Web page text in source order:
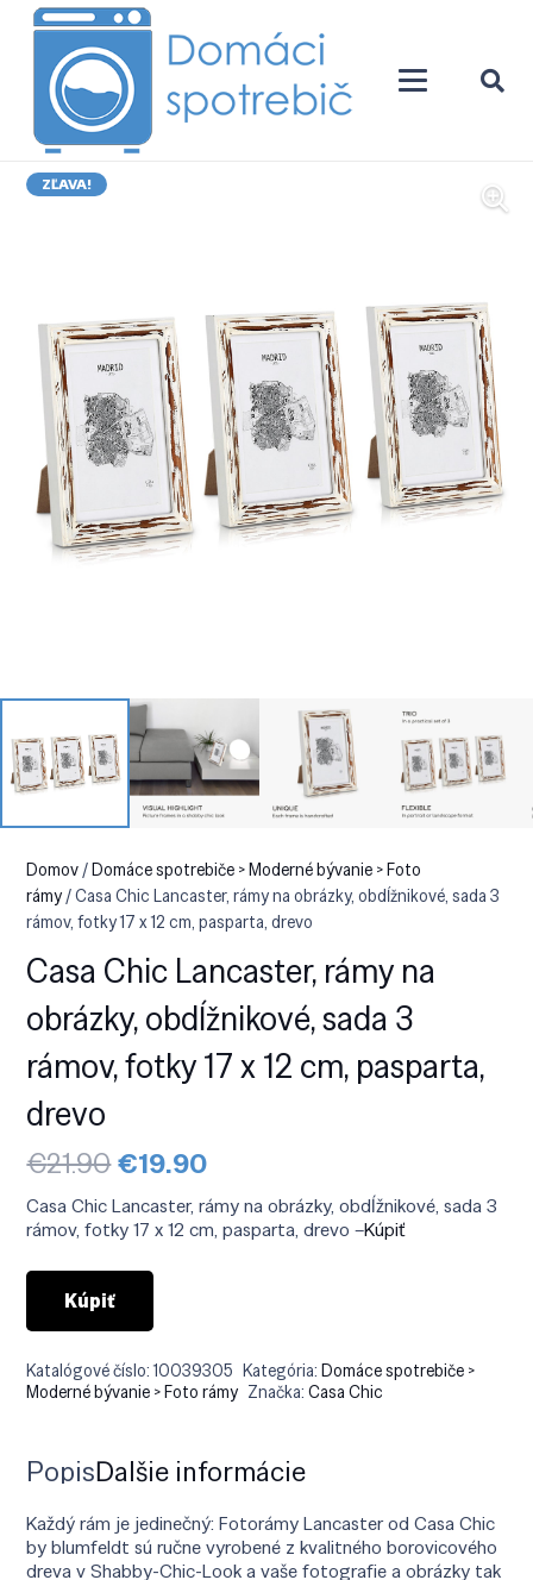
ZĽAVA!
Domov/Domáce spotrebiče > Moderné bývanie > Foto
rámy/ Casa Chic Lancaster, rámy na obrázky, obdĺžnikové, sada 3
rámov, fotky 17 x 12 cm, pasparta, drevo
Casa Chic Lancaster, rámy na
obrázky, obdĺžnikové, sada 3
rámov, fotky 17 x 12 cm, pasparta,
drevo
€21.90Pôvodná
cena
bola:
€21.90.
€19.90Aktuálna
je:
€19.90.
Casa Chic Lancaster, rámy na obrázky, obdĺžnikové, sada 3
rámov, fotky 17 x 12 cm, pasparta, drevo –Kúpiť
Kúpiť
Katalógové číslo:10039305 Kategória:Domáce spotrebiče >
Moderné bývanie > Foto rámy Značka:Casa Chic
PopisĎalšie informácie
Každý rám je jedinečný: Fotorámy Lancaster od Casa Chic
by blumfeldt sú ručne vyrobené z kvalitného borovicového
dreva v Shabby-Chic-Look a vaše fotografie a obrázky tak